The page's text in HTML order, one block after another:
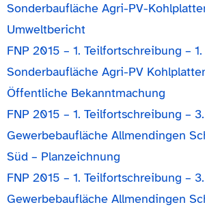
Sonderbaufläche Agri-PV-
Umweltbericht
FNP 2015 – 1. Teilfortschreibung –
Sonderbaufläche Agri-PV
Öffentliche Bekanntmachung
FNP 2015 – 1. Teilfortschreibung –
Gewerbebaufläche Allmendingen
Süd – Planzeichnung
FNP 2015 – 1. Teilfortschreibung –
Gewerbebaufläche Allmendingen